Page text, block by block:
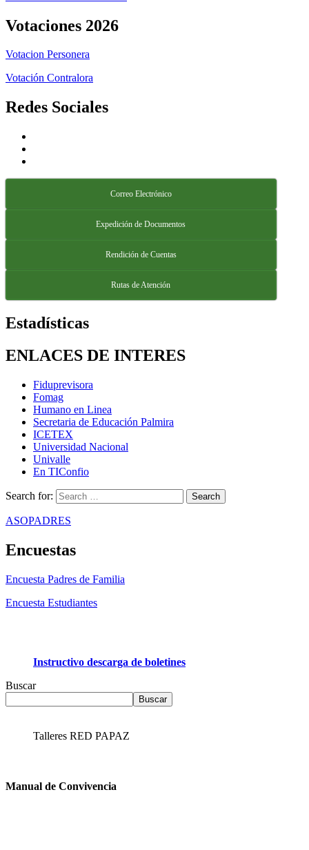
Votaciones 2026
Votacion Personera
Votación Contralora
Redes Sociales
Correo Electrónico
Expedición de Documentos
Rendición de Cuentas
Rutas de Atención
Estadísticas
ENLACES DE INTERES
Fiduprevisora
Fomag
Humano en Linea
Secretaria de Educación Palmira
ICETEX
Universidad Nacional
Univalle
En TIConfio
Search for:
ASOPADRES
Encuestas
Encuesta Padres de Familia
Encuesta Estudiantes
Instructivo descarga de boletines
Buscar
Buscar
Talleres RED PAPAZ
Manual de Convivencia